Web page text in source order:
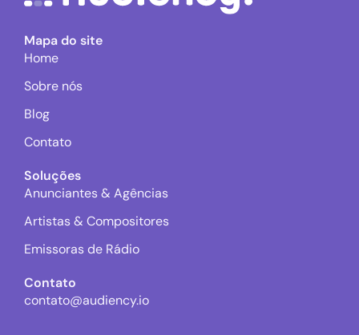
Mapa do site
Home
Sobre nós
Blog
Contato
Soluções
Anunciantes & Agências
Artistas & Compositores
Emissoras de Rádio
Contato
contato@audiency.io